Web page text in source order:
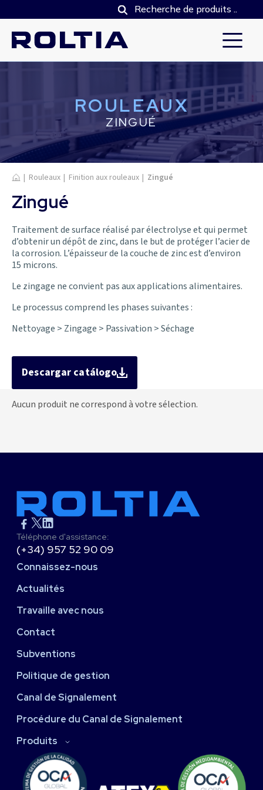
ROULEAUX
ZINGUÉ
Accueil
| Rouleaux | Finition aux rouleaux | Zingué
Zingué
Traitement de surface réalisé par électrolyse et qui permet
d’obtenir un dépôt de zinc, dans le but de protéger l’acier de
la corrosion. L’épaisseur de la couche de zinc est d’environ
15 microns.
Le zingage ne convient pas aux applications alimentaires.
Le processus comprend les phases suivantes :
Nettoyage > Zingage > Passivation > Séchage
Descargar catálogo
Aucun produit ne correspond à votre sélection.
Téléphone d'assistance:
(+34) 957 52 90 09
Connaissez-nous
Actualités
Travaille avec nous
Contact
Subventions
Politique de gestion
Canal de Signalement
Procédure du Canal de Signalement
Produits